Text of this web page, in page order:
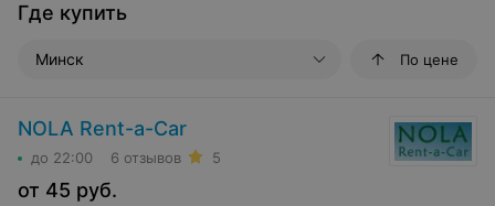
Где купить
Минск По цене
NOLA Rent-a-Car
до 22:00 6 отзывов 5
от 45 руб.